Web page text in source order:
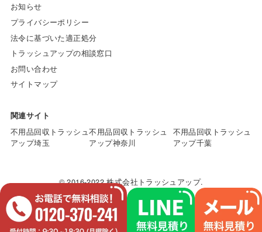
お知らせ
プライバシーポリシー
法令に基づいた適正処分
トラッシュアップの相談窓口
お問い合わせ
サイトマップ
関連サイト
不用品回収トラッシュ
アップ埼玉
不用品回収トラッシュ
アップ神奈川
不用品回収トラッシュ
アップ千葉
© 2016-2022 株式会社トラッシュアップ.